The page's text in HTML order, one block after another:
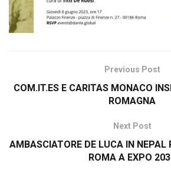
Previous Post
COM.IT.ES E CARITAS MONACO
ROMAGNA
Next Post
AMBASCIATORE DE LUCA IN NEPAL
ROMA A EXPO